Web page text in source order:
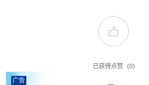
已获得点赞 (0)
广告